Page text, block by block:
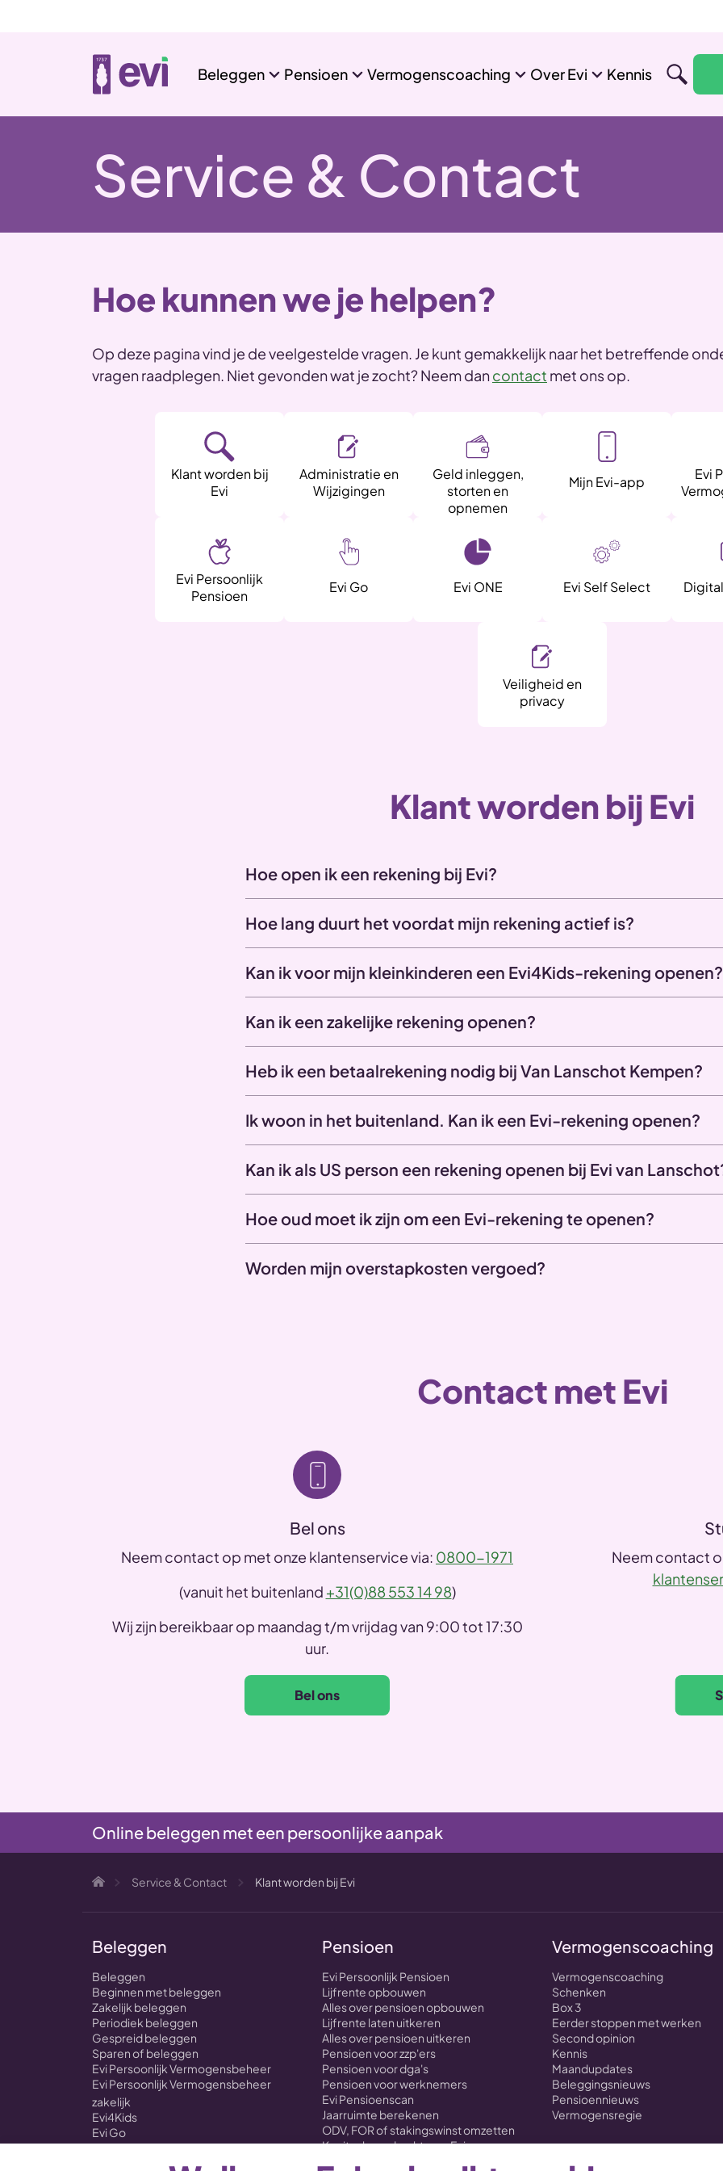
Beleggen Pensioen Vermogenscoaching Over Evi Kennis
Service & Contact
Hoe kunnen we je helpen?
Op deze pagina vind je de veelgestelde vragen. Je kunt gemakkelijk naar het betreffende
vragen raadplegen. Niet gevonden wat je zocht? Neem dancontact met ons op.
Klant worden bij
Evi
Administratie en
Wijzigingen
Geld inleggen,
storten en
opnemen
Mijn Evi-app
Evi
Evi Persoonlijk
Pensioen
Evi Go Evi ONE Evi Self Select
Veiligheid en
privacy
Klant worden bij Evi
Hoe open ik een rekening bij Evi?
Hoe lang duurt het voordat mijn rekening actief is?
Kan ik voor mijn kleinkinderen een Evi4Kids-rekening openen?
Kan ik een zakelijke rekening openen?
Heb ik een betaalrekening nodig bij Van Lanschot Kempen?
Ik woon in het buitenland. Kan ik een Evi-rekening openen?
Kan ik als US person een rekening openen bij Evi van
Hoe oud moet ik zijn om een Evi-rekening te openen?
Worden mijn overstapkosten vergoed?
Contact met Evi
Bel ons
Neem contact op met onze klantenservice via: 0800-1971
(vanuit het buitenland +31(0)88 553 14 98)
Wij zijn bereikbaar op maandag t/m vrijdag van 9:00 tot 17:30
uur.
Bel ons
Neem contact
Online beleggen met een persoonlijke aanpak
Service & Contact Klant worden bij Evi
Beleggen
Beleggen
Beginnen met beleggen
Zakelijk beleggen
Periodiek beleggen
Gespreid beleggen
Sparen of beleggen
Evi Persoonlijk Vermogensbeheer
Evi Persoonlijk Vermogensbeheer
zakelijk
Evi4Kids
Evi Go
Evi ONE
Pensioen
Evi Persoonlijk Pensioen
Lijfrente opbouwen
Alles over pensioen opbouwen
Lijfrente laten uitkeren
Alles over pensioen uitkeren
Pensioen voor zzp'ers
Pensioen voor dga's
Pensioen voor werknemers
Evi Pensioenscan
Jaarruimte berekenen
ODV, FOR of stakingswinst omzetten
Kapitaaloverdracht naar Evi
Vermogenscoaching
Vermogenscoaching
Schenken
Box 3
Eerder stoppen met werken
Second opinion
Kennis
Maandupdates
Beleggingsnieuws
Pensioennieuws
Vermogensregie